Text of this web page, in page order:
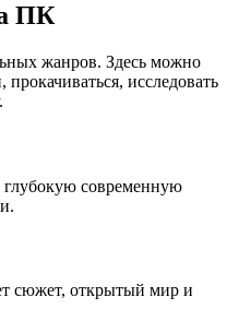
ПК
жанров. Здесь можно
исследовать
глубокую современную
сюжет, открытый мир и